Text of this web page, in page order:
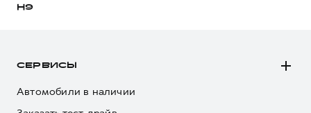
H9
СЕРВИСЫ
Автомобили в наличии